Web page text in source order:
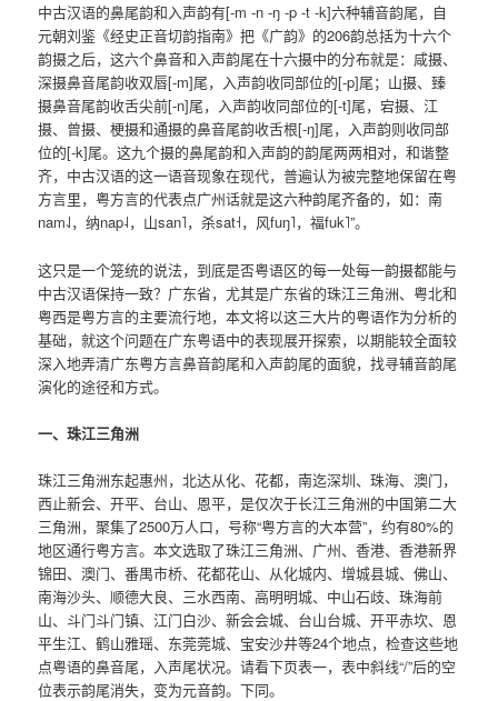
中古汉语的鼻尾韵和入声韵有[-m -n -ŋ -p -t -k]六种辅音韵尾，自
元朝刘鉴《经史正音切韵指南》把《广韵》的206韵总括为十六个
韵摄之后，这六个鼻音和入声韵尾在十六摄中的分布就是：咸摄、
深摄鼻音尾韵收双唇[-m]尾，入声韵收同部位的[-p]尾；山摄、臻
摄鼻音尾韵收舌尖前[-n]尾，入声韵收同部位的[-t]尾，宕摄、江
摄、曾摄、梗摄和通摄的鼻音尾韵收舌根[-ŋ]尾，入声韵则收同部
位的[-k]尾。这九个摄的鼻尾韵和入声韵的韵尾两两相对，和谐整
齐，中古汉语的这一语音现象在现代，普遍认为被完整地保留在粤
方言里，粤方言的代表点广州话就是这六种韵尾齐备的，如：南
nam˨˩，纳nap˨，山san˥，杀sat˧，风fuŋ˥，福fuk˥”。
这只是一个笼统的说法，到底是否粤语区的每一处每一韵摄都能与
中古汉语保持一致？广东省，尤其是广东省的珠江三角洲、粤北和
粤西是粤方言的主要流行地，本文将以这三大片的粤语作为分析的
基础，就这个问题在广东粤语中的表现展开探索，以期能较全面较
深入地弄清广东粤方言鼻音韵尾和入声韵尾的面貌，找寻辅音韵尾
演化的途径和方式。
一、珠江三角洲
珠江三角洲东起惠州，北达从化、花都，南迄深圳、珠海、澳门，
西止新会、开平、台山、恩平，是仅次于长江三角洲的中国第二大
三角洲，聚集了2500万人口，号称“粤方言的大本营”，约有80%的
地区通行粤方言。本文选取了珠江三角洲、广州、香港、香港新界
锦田、澳门、番禺市桥、花都花山、从化城内、增城县城、佛山、
南海沙头、顺德大良、三水西南、高明明城、中山石歧、珠海前
山、斗门斗门镇、江门白沙、新会会城、台山台城、开平赤坎、恩
平生江、鹤山雅瑶、东莞莞城、宝安沙井等24个地点，检查这些地
点粤语的鼻音尾，入声尾状况。请看下页表一，表中斜线“/”后的空
位表示韵尾消失，变为元音韵。下同。